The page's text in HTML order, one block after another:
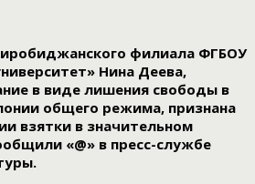
филиала ФГБОУ
Нина Деева,
в виде лишения свободы в
общего режима, признана
взятки в значительном
«@» в пресс-службе